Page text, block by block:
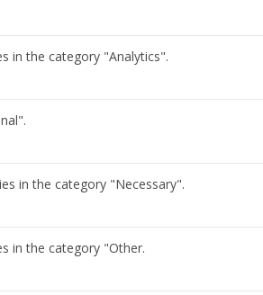
in the category "Analytics".
in the category "Necessary".
in the category "Other.